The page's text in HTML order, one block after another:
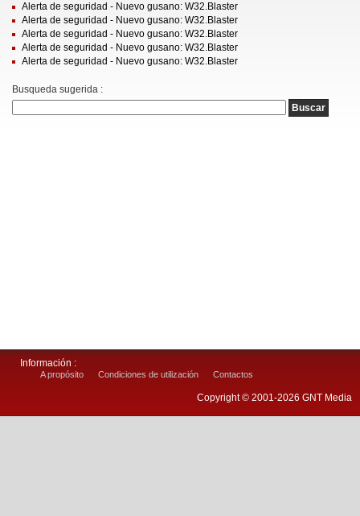
Alerta de seguridad - Nuevo gusano: W32.Blaster
Alerta de seguridad - Nuevo gusano: W32.Blaster
Alerta de seguridad - Nuevo gusano: W32.Blaster
Alerta de seguridad - Nuevo gusano: W32.Blaster
Alerta de seguridad - Nuevo gusano: W32.Blaster
Busqueda sugerida :
Información :
A propósito Condiciones de utilización Contactos
Copyright © 2001-2026 GNT Media